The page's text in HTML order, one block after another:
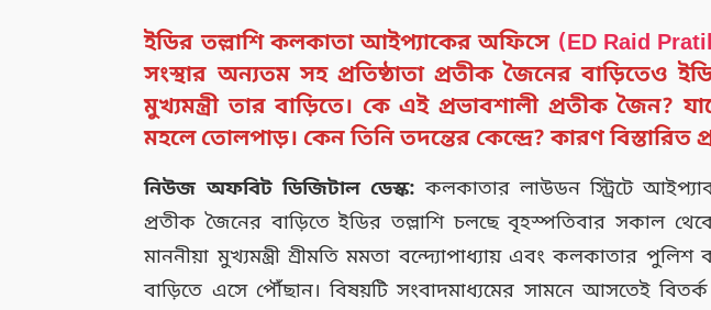
ইডির তল্লাশি কলকাতা আইপ্যাকের অফিসে (ED Raid
সংস্থার অন্যতম সহ প্রতিষ্ঠাতা প্রতীক জৈনের বাড়িতেও
মুখ্যমন্ত্রী তার বাড়িতে। কে এই প্রভাবশালী প্রতীক জৈন?
মহলে তোলপাড়। কেন তিনি তদন্তের কেন্দ্রে? কারণ বিস্তারিত
নিউজ অফবিট ডিজিটাল ডেস্ক: কলকাতার লাউডন স্ট্রিটে
প্রতীক জৈনের বাড়িতে ইডির তল্লাশি চলছে বৃহস্পতিবার সকাল
মাননীয়া মুখ্যমন্ত্রী শ্রীমতি মমতা বন্দ্যোপাধ্যায় এবং কলকাতার
বাড়িতে এসে পৌঁছান। বিষয়টি সংবাদমাধ্যমের সামনে আসতেই